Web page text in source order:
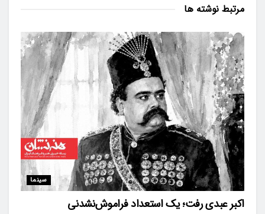
مرتبط نوشته ها
سینما
اکبر عبدی رفت؛ یک استعداد فراموش‌نشدنی